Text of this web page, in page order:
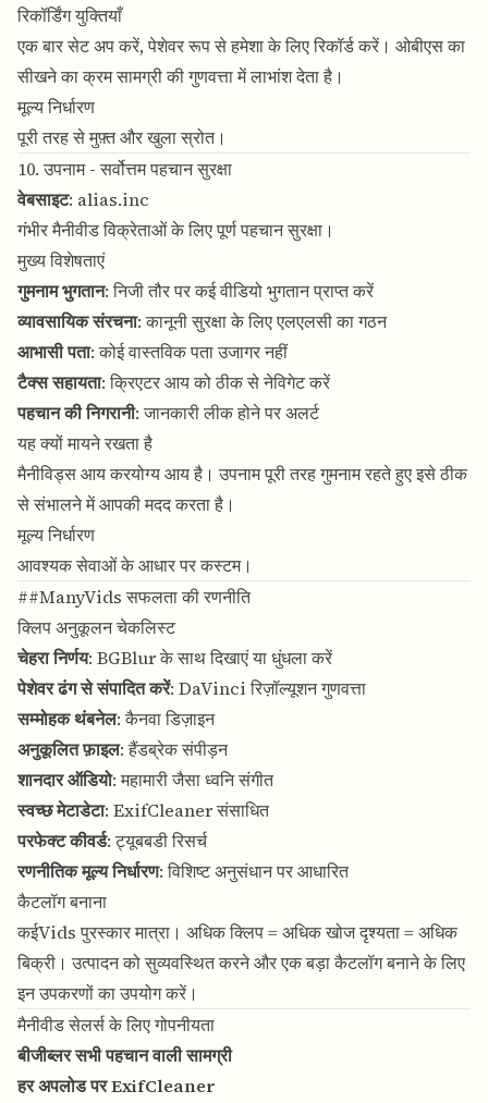
रिकॉर्डिंग युक्तियाँ
एक बार सेट अप करें, पेशेवर रूप से हमेशा के लिए रिकॉर्ड करें। ओबीएस का
सीखने का क्रम सामग्री की गुणवत्ता में लाभांश देता है।
मूल्य निर्धारण
पूरी तरह से मुफ़्त और खुला स्रोत।
10. उपनाम - सर्वोत्तम पहचान सुरक्षा
वेबसाइट: alias.inc
गंभीर मैनीवीड विक्रेताओं के लिए पूर्ण पहचान सुरक्षा।
मुख्य विशेषताएं
गुमनाम भुगतान: निजी तौर पर कई वीडियो भुगतान प्राप्त करें
व्यावसायिक संरचना: कानूनी सुरक्षा के लिए एलएलसी का गठन
आभासी पता: कोई वास्तविक पता उजागर नहीं
टैक्स सहायता: क्रिएटर आय को ठीक से नेविगेट करें
पहचान की निगरानी: जानकारी लीक होने पर अलर्ट
यह क्यों मायने रखता है
मैनीविड्स आय करयोग्य आय है। उपनाम पूरी तरह गुमनाम रहते हुए इसे ठीक
से संभालने में आपकी मदद करता है।
मूल्य निर्धारण
आवश्यक सेवाओं के आधार पर कस्टम।
##ManyVids सफलता की रणनीति
क्लिप अनुकूलन चेकलिस्ट
चेहरा निर्णय: BGBlur के साथ दिखाएं या धुंधला करें
पेशेवर ढंग से संपादित करें: DaVinci रिज़ॉल्यूशन गुणवत्ता
सम्मोहक थंबनेल: कैनवा डिज़ाइन
अनुकूलित फ़ाइल: हैंडब्रेक संपीड़न
शानदार ऑडियो: महामारी जैसा ध्वनि संगीत
स्वच्छ मेटाडेटा: ExifCleaner संसाधित
परफेक्ट कीवर्ड: ट्यूबबडी रिसर्च
रणनीतिक मूल्य निर्धारण: विशिष्ट अनुसंधान पर आधारित
कैटलॉग बनाना
कईVids पुरस्कार मात्रा। अधिक क्लिप = अधिक खोज दृश्यता = अधिक
बिक्री। उत्पादन को सुव्यवस्थित करने और एक बड़ा कैटलॉग बनाने के लिए
इन उपकरणों का उपयोग करें।
मैनीवीड सेलर्स के लिए गोपनीयता
बीजीब्लर सभी पहचान वाली सामग्री
हर अपलोड पर ExifCleaner